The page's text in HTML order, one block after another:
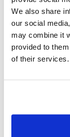
We also share
our social
may combine it
provided to
of their services.
libération
Toronto